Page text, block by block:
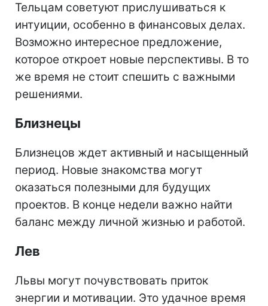
Тельцам советуют прислушиваться к
интуиции, особенно в финансовых делах.
Возможно интересное предложение,
которое откроет новые перспективы. В то
же время не стоит спешить с важными
решениями.
Близнецы
Близнецов ждет активный и насыщенный
период. Новые знакомства могут
оказаться полезными для будущих
проектов. В конце недели важно найти
баланс между личной жизнью и работой.
Лев
Львы могут почувствовать приток
энергии и мотивации. Это удачное время